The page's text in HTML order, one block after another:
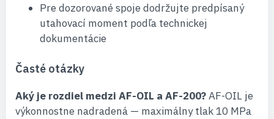
Pre dozorované spoje dodržujte predpísaný
utahovací moment podľa technickej
dokumentácie
Časté otázky
Aký je rozdiel medzi AF-OIL a AF-200?AF-OIL je
výkonnostne nadradená — maximálny tlak 10 MPa